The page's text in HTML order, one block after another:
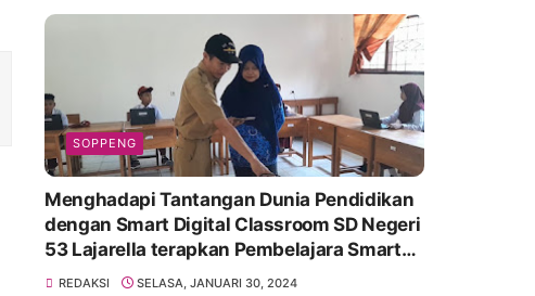
SOPPENG
Menghadapi Tantangan Dunia Pendidikan
dengan Smart Digital Classroom SD Negeri
53 Lajarella terapkan Pembelajara Smart
Class Device
REDAKSI SELASA, JANUARI 30, 2024